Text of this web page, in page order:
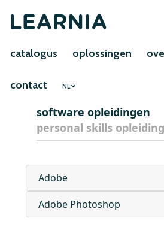
catalogus oplossingen
contact NL
software opleidingen
personal skills